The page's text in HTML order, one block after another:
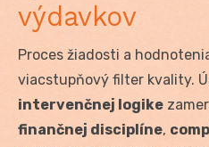
výdavkov
Proces žiadosti a
viacstupňový filter kvality.
intervenčnej logike
finančnej disciplíne,